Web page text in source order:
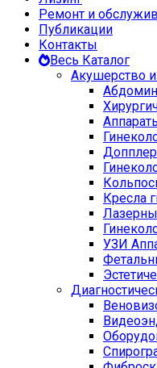
Ремонт и
Публикации
Контакты
Весь Каталог
Акушерство
Кресла
УЗИ